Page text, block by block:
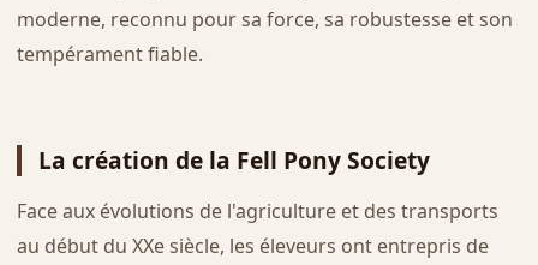
moderne, reconnu pour sa force, sa robustesse et son
tempérament fiable.
La création de la Fell Pony Society
Face aux évolutions de l'agriculture et des transports
au début du XXe siècle, les éleveurs ont entrepris de